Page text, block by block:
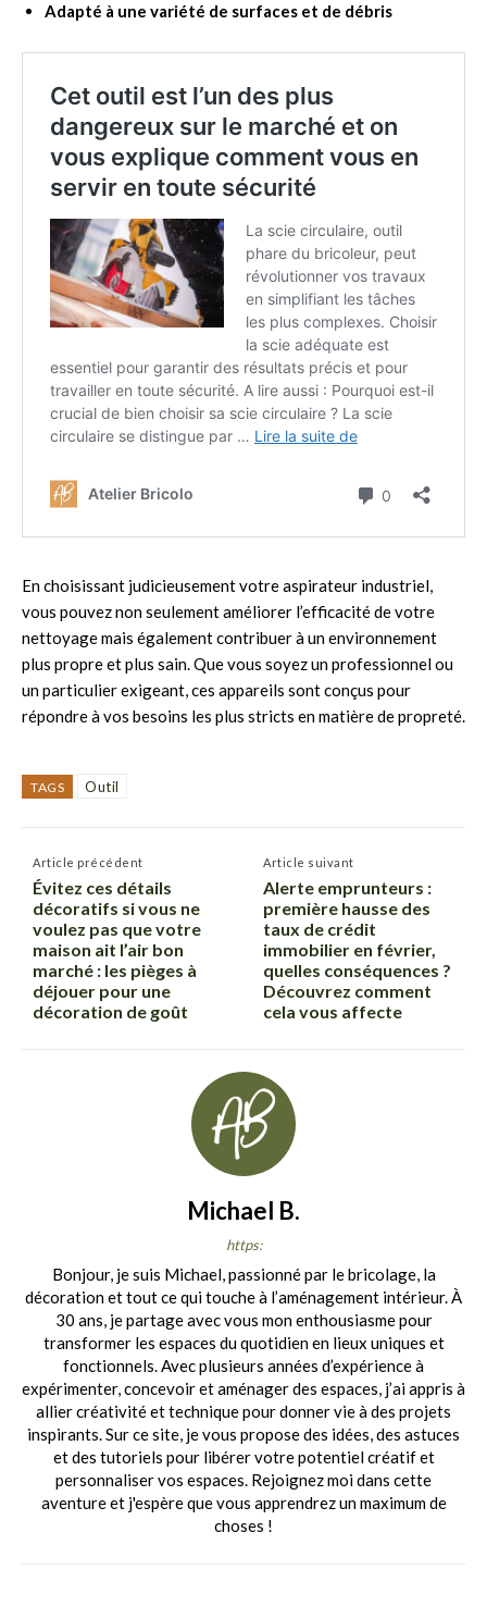
Adapté à une variété de surfaces et de débris
En choisissant judicieusement votre aspirateur industriel,
vous pouvez non seulement améliorer l’efficacité de votre
nettoyage mais également contribuer à un environnement
plus propre et plus sain. Que vous soyez un professionnel ou
un particulier exigeant, ces appareils sont conçus pour
répondre à vos besoins les plus stricts en matière de propreté.
TAGS Outil
Article précédent
Évitez ces détails
décoratifs si vous ne
voulez pas que votre
maison ait l’air bon
marché : les pièges à
déjouer pour une
décoration de goût
Article suivant
Alerte emprunteurs :
première hausse des
taux de crédit
immobilier en février,
quelles conséquences ?
Découvrez comment
cela vous affecte
Michael B.
https:
Bonjour, je suis Michael, passionné par le bricolage, la
décoration et tout ce qui touche à l’aménagement intérieur. À
30 ans, je partage avec vous mon enthousiasme pour
transformer les espaces du quotidien en lieux uniques et
fonctionnels. Avec plusieurs années d’expérience à
expérimenter, concevoir et aménager des espaces, j’ai appris à
allier créativité et technique pour donner vie à des projets
inspirants. Sur ce site, je vous propose des idées, des astuces
et des tutoriels pour libérer votre potentiel créatif et
personnaliser vos espaces. Rejoignez moi dans cette
aventure et j'espère que vous apprendrez un maximum de
choses !